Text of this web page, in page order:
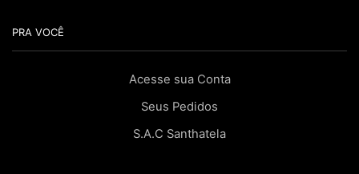
PRA VOCÊ
Acesse sua Conta
Seus Pedidos
S.A.C Santhatela